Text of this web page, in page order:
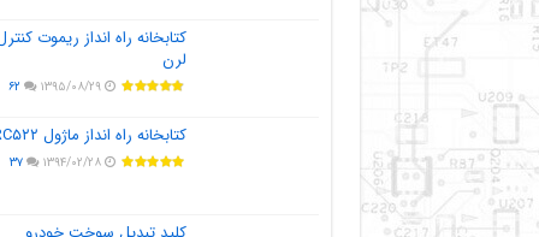
کتابخانه راه انداز ریموت
لرن
۱۳۹۵/۰۸/۲۹ ۶۲
کتابخانه راه انداز ماژول MFRC۵۲۲
۱۳۹۴/۰۲/۲۸ ۳۷